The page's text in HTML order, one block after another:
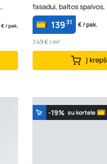
€ / pak.
fasadui, baltos spalvos,
0,77724 m2
13931 € / pak.
7,49 € / m²
Į
-19% su kortele